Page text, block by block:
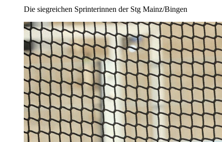
Die siegreichen Sprinterinnen der Stg Mainz/Bingen